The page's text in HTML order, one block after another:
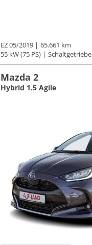
EZ 05/2019
65.661 km
55 kW (75 PS)
Schaltgetriebe
Mazda 2
Hybrid 1.5 Agile